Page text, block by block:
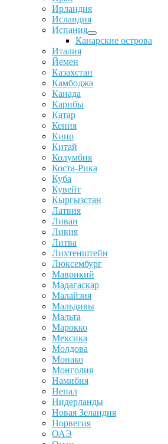
Ирландия
Исландия
Испания
Канарские острова
Италия
Йемен
Казахстан
Камбоджа
Канада
Карибы
Катар
Кения
Кипр
Китай
Колумбия
Коста-Рика
Куба
Кувейт
Кыргызстан
Латвия
Ливан
Ливия
Литва
Лихтенштейн
Люксембург
Маврикий
Мадагаскар
Малайзия
Мальдивы
Мальта
Марокко
Мексика
Молдова
Монако
Монголия
Намибия
Непал
Нидерланды
Новая Зеландия
Норвегия
ОАЭ